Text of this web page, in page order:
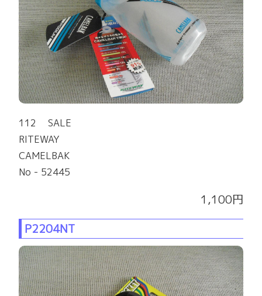
112 SALE
RITEWAY
CAMELBAK
No - 52445
1,100円
P2204NT